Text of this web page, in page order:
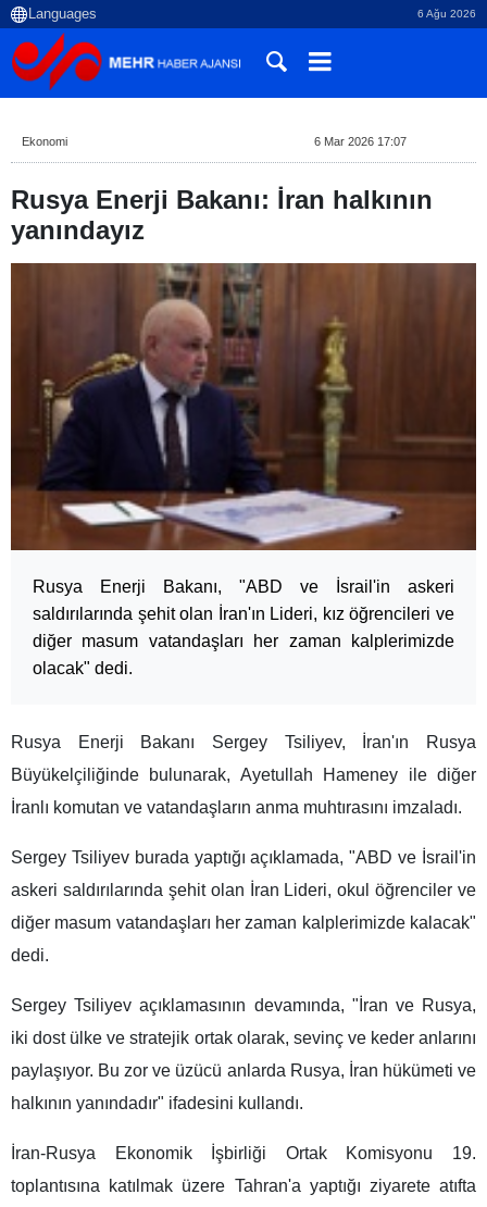
6 Ağu 2026
Ekonomi 6 Mar 2026 17:07
Rusya Enerji Bakanı: İran halkının
yanındayız
Rusya Enerji Bakanı, "ABD ve İsrail'in askeri
saldırılarında şehit olan İran'ın Lideri, kız öğrencileri ve
diğer masum vatandaşları her zaman kalplerimizde
olacak" dedi.
Rusya Enerji Bakanı Sergey Tsiliyev, İran'ın Rusya
Büyükelçiliğinde bulunarak, Ayetullah Hameney ile diğer
İranlı komutan ve vatandaşların anma muhtırasını imzaladı.
Sergey Tsiliyev burada yaptığı açıklamada, "ABD ve İsrail'in
askeri saldırılarında şehit olan İran Lideri, okul öğrenciler ve
diğer masum vatandaşları her zaman kalplerimizde kalacak"
dedi.
Sergey Tsiliyev açıklamasının devamında, "İran ve Rusya,
iki dost ülke ve stratejik ortak olarak, sevinç ve keder anlarını
paylaşıyor. Bu zor ve üzücü anlarda Rusya, İran hükümeti ve
halkının yanındadır" ifadesini kullandı.
İran-Rusya Ekonomik İşbirliği Ortak Komisyonu 19.
toplantısına katılmak üzere Tahran'a yaptığı ziyarete atıfta